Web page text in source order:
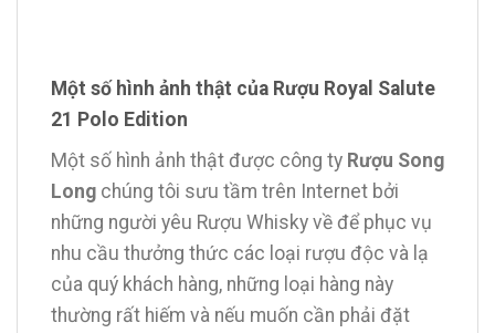
Một số hình ảnh thật của Rượu Royal Salute
21 Polo Edition
Một số hình ảnh thật được công ty Rượu Song
Long chúng tôi sưu tầm trên Internet bởi
những người yêu Rượu Whisky về để phục vụ
nhu cầu thưởng thức các loại rượu độc và lạ
của quý khách hàng, những loại hàng này
thường rất hiếm và nếu muốn cần phải đặt